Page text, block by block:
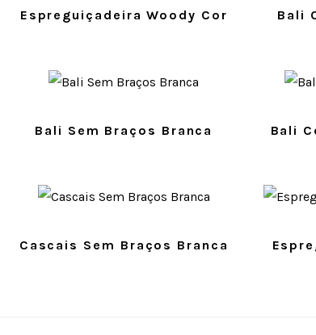
Espreguiçadeira Woody Cor Bali
Bali Sem Braços Branca Bali
Cascais Sem Braços Branca